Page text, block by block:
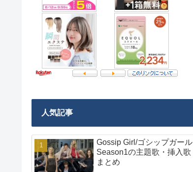
人気記事
Gossip Girl/ゴシップガール
Season1の主題歌・挿入歌
まとめ